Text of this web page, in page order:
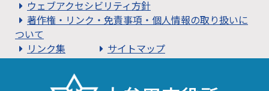
ウェブアクセシビリティ方針
著作権・リンク・免責事項・個人情報の取り扱いに
ついて
リンク集
サイトマップ